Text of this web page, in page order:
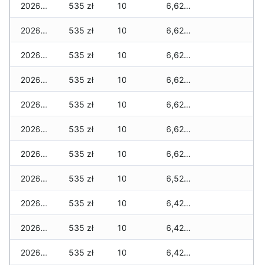
2026-07-02 535 zł 10 6,625 zł
2026-07-01 535 zł 10 6,625 zł
2026-06-30 535 zł 10 6,625 zł
2026-06-28 535 zł 10 6,625 zł
2026-06-27 535 zł 10 6,625 zł
2026-06-26 535 zł 10 6,625 zł
2026-06-25 535 zł 10 6,625 zł
2026-06-24 535 zł 10 6,525 zł
2026-06-23 535 zł 10 6,420 zł
2026-06-22 535 zł 10 6,420 zł
2026-06-21 535 zł 10 6,420 zł